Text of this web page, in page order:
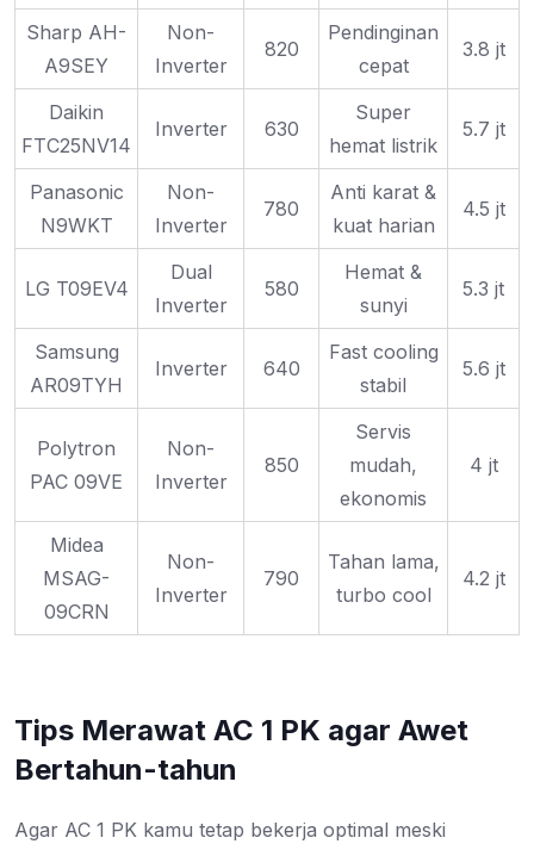
Sharp AH-
A9SEY
Non-
Inverter
820
Pendinginan
cepat
3.8 jt
Daikin
FTC25NV14
Inverter 630
Super
hemat listrik
5.7 jt
Panasonic
N9WKT
Non-
Inverter
780
Anti karat &
kuat harian
4.5 jt
LG T09EV4
Dual
Inverter
580
Hemat &
sunyi
5.3 jt
Samsung
AR09TYH
Inverter 640
Fast cooling
stabil
5.6 jt
Polytron
PAC 09VE
Non-
Inverter
850
Servis
mudah,
ekonomis
4 jt
Midea
MSAG-
09CRN
Non-
Inverter
790
Tahan lama,
turbo cool
4.2 jt
Tips Merawat AC 1 PK agar Awet
Bertahun-tahun
Agar AC 1 PK kamu tetap bekerja optimal meski